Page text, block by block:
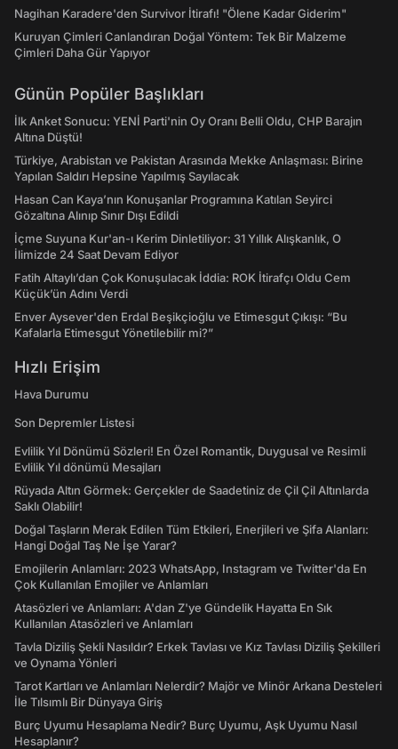
Nagihan Karadere'den Survivor İtirafı! "Ölene Kadar Giderim"
Kuruyan Çimleri Canlandıran Doğal Yöntem: Tek Bir Malzeme
Çimleri Daha Gür Yapıyor
Günün Popüler Başlıkları
İlk Anket Sonucu: YENİ Parti'nin Oy Oranı Belli Oldu, CHP Barajın
Altına Düştü!
Türkiye, Arabistan ve Pakistan Arasında Mekke Anlaşması: Birine
Yapılan Saldırı Hepsine Yapılmış Sayılacak
Hasan Can Kaya’nın Konuşanlar Programına Katılan Seyirci
Gözaltına Alınıp Sınır Dışı Edildi
İçme Suyuna Kur'an-ı Kerim Dinletiliyor: 31 Yıllık Alışkanlık, O
İlimizde 24 Saat Devam Ediyor
Fatih Altaylı’dan Çok Konuşulacak İddia: ROK İtirafçı Oldu Cem
Küçük’ün Adını Verdi
Enver Aysever'den Erdal Beşikçioğlu ve Etimesgut Çıkışı: “Bu
Kafalarla Etimesgut Yönetilebilir mi?”
Hızlı Erişim
Hava Durumu
Son Depremler Listesi
Evlilik Yıl Dönümü Sözleri! En Özel Romantik, Duygusal ve Resimli
Evlilik Yıl dönümü Mesajları
Rüyada Altın Görmek: Gerçekler de Saadetiniz de Çil Çil Altınlarda
Saklı Olabilir!
Doğal Taşların Merak Edilen Tüm Etkileri, Enerjileri ve Şifa Alanları:
Hangi Doğal Taş Ne İşe Yarar?
Emojilerin Anlamları: 2023 WhatsApp, Instagram ve Twitter'da En
Çok Kullanılan Emojiler ve Anlamları
Atasözleri ve Anlamları: A'dan Z'ye Gündelik Hayatta En Sık
Kullanılan Atasözleri ve Anlamları
Tavla Diziliş Şekli Nasıldır? Erkek Tavlası ve Kız Tavlası Diziliş Şekilleri
ve Oynama Yönleri
Tarot Kartları ve Anlamları Nelerdir? Majör ve Minör Arkana Desteleri
İle Tılsımlı Bir Dünyaya Giriş
Burç Uyumu Hesaplama Nedir? Burç Uyumu, Aşk Uyumu Nasıl
Hesaplanır?